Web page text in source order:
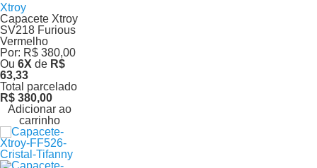
Xtroy
Capacete Xtroy
SV218 Furious
Vermelho
Por: R$ 380,00
Ou 6X de R$
63,33
Total parcelado
R$ 380,00
Adicionar ao
carrinho